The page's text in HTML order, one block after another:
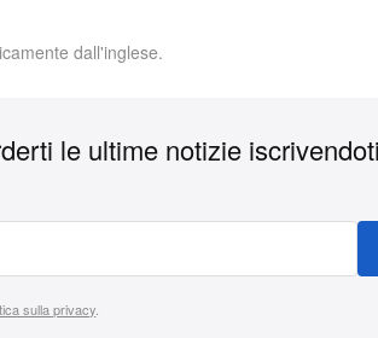
dall'inglese.
le ultime notizie
sulla privacy